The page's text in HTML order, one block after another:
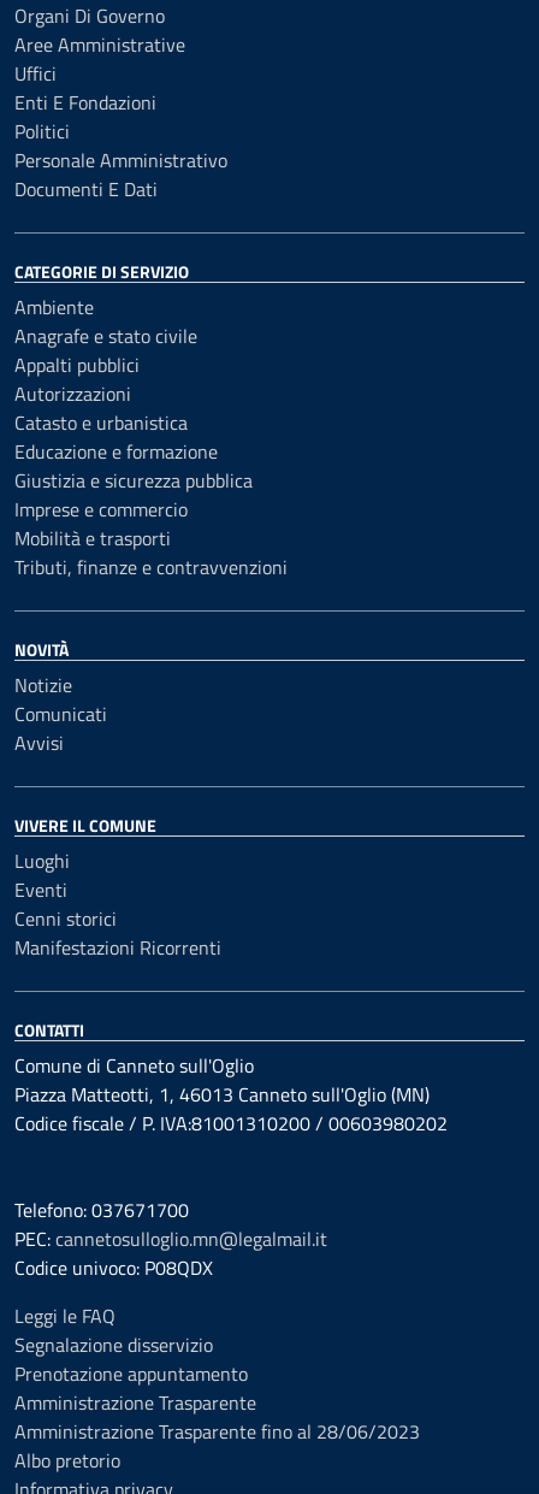
Organi Di Governo
Aree Amministrative
Uffici
Enti E Fondazioni
Politici
Personale Amministrativo
Documenti E Dati
CATEGORIE DI SERVIZIO
Ambiente
Anagrafe e stato civile
Appalti pubblici
Autorizzazioni
Catasto e urbanistica
Educazione e formazione
Giustizia e sicurezza pubblica
Imprese e commercio
Mobilità e trasporti
Tributi, finanze e contravvenzioni
NOVITÀ
Notizie
Comunicati
Avvisi
VIVERE IL COMUNE
Luoghi
Eventi
Cenni storici
Manifestazioni Ricorrenti
CONTATTI
Comune di Canneto sull'Oglio
Piazza Matteotti, 1, 46013 Canneto sull'Oglio (MN)
Codice fiscale / P. IVA:81001310200 / 00603980202
Telefono: 037671700
PEC:cannetosulloglio.mn@legalmail.it
Codice univoco: P08QDX
Leggi le FAQ
Segnalazione disservizio
Prenotazione appuntamento
Amministrazione Trasparente
Amministrazione Trasparente fino al 28/06/2023
Albo pretorio